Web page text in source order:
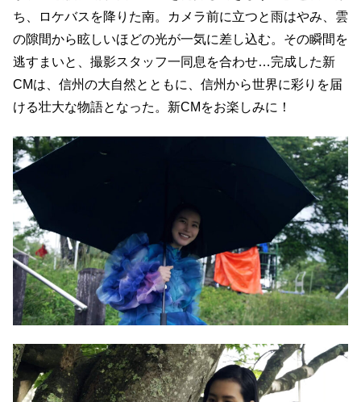
ち、ロケバスを降りた南。カメラ前に立つと雨はやみ、雲
の隙間から眩しいほどの光が一気に差し込む。その瞬間を
逃すまいと、撮影スタッフ一同息を合わせ…完成した新
CMは、信州の大自然とともに、信州から世界に彩りを届
ける壮大な物語となった。新CMをお楽しみに！